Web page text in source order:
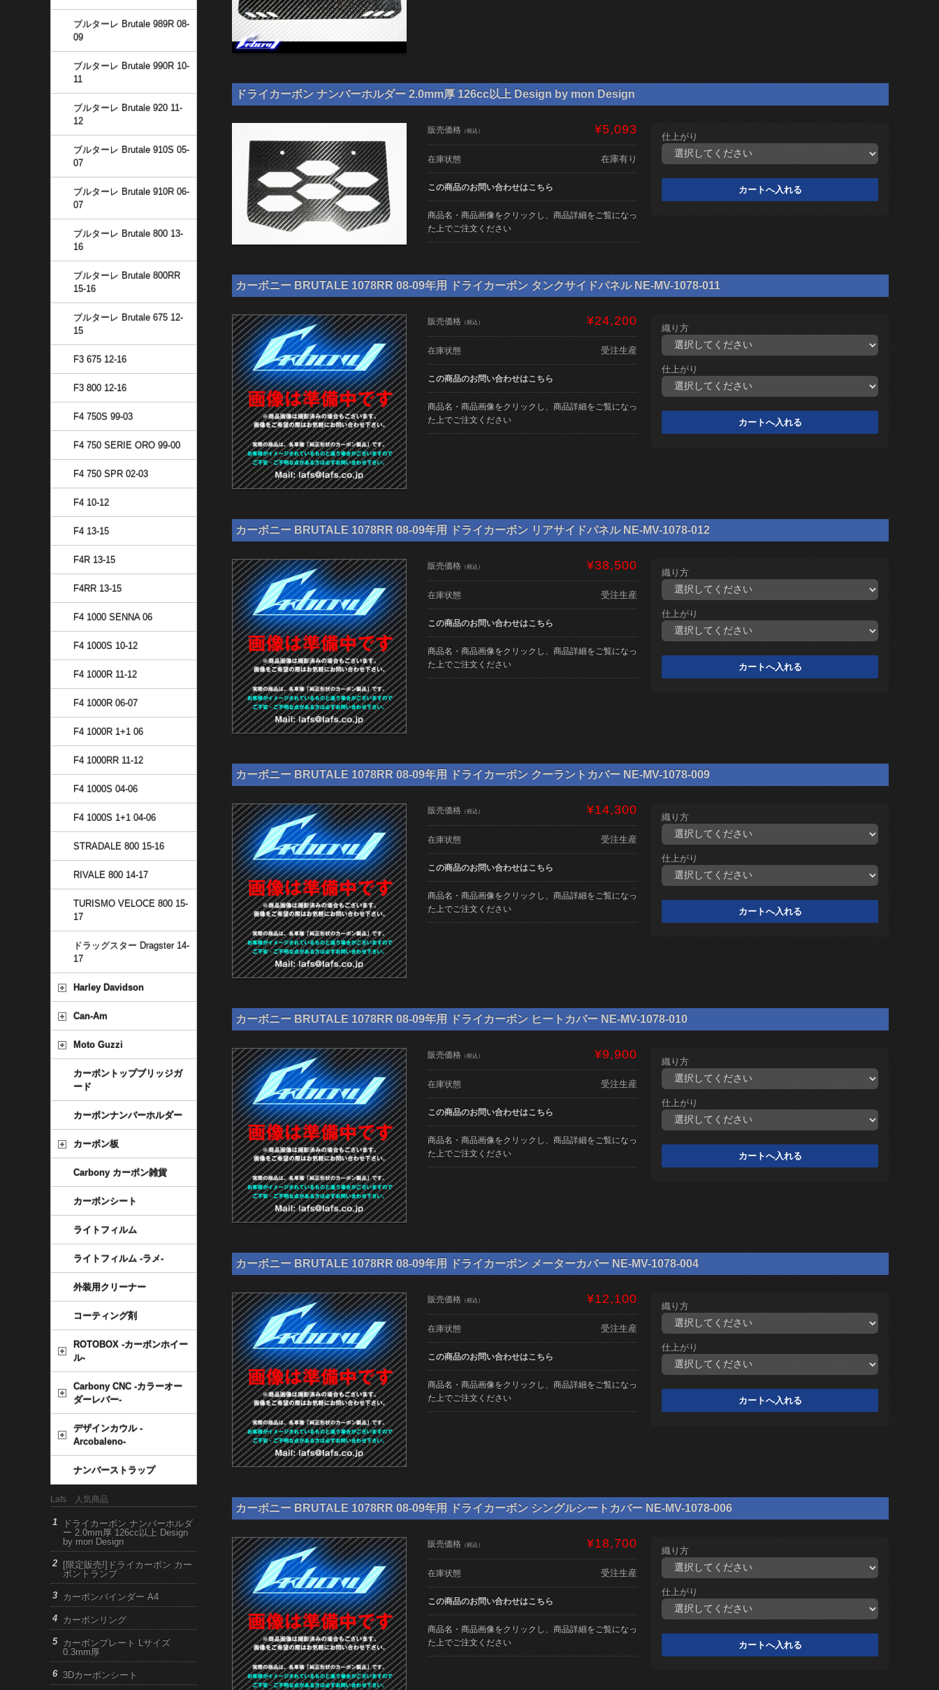
ドライカーボン ナンバーホルダー 2.0mm厚 126cc以上 Design by mon Design
販売価格 （税込） ¥5,093
在庫状態 在庫有り
この商品のお問い合わせはこちら
商品名・商品画像をクリックし、商品詳細をご覧になっ
た上でご注文ください
仕上がり
カーボニー BRUTALE 1078RR 08-09年用 ドライカーボン タンクサイドパネル NE-MV-1078-011
販売価格 （税込） ¥24,200
在庫状態 受注生産
この商品のお問い合わせはこちら
商品名・商品画像をクリックし、商品詳細をご覧になっ
た上でご注文ください
織り方
仕上がり
カーボニー BRUTALE 1078RR 08-09年用 ドライカーボン リアサイドパネル NE-MV-1078-012
販売価格 （税込） ¥38,500
在庫状態 受注生産
この商品のお問い合わせはこちら
商品名・商品画像をクリックし、商品詳細をご覧になっ
た上でご注文ください
織り方
仕上がり
カーボニー BRUTALE 1078RR 08-09年用 ドライカーボン クーラントカバー NE-MV-1078-009
販売価格 （税込） ¥14,300
在庫状態 受注生産
この商品のお問い合わせはこちら
商品名・商品画像をクリックし、商品詳細をご覧になっ
た上でご注文ください
織り方
仕上がり
カーボニー BRUTALE 1078RR 08-09年用 ドライカーボン ヒートカバー NE-MV-1078-010
販売価格 （税込） ¥9,900
在庫状態 受注生産
この商品のお問い合わせはこちら
商品名・商品画像をクリックし、商品詳細をご覧になっ
た上でご注文ください
織り方
仕上がり
カーボニー BRUTALE 1078RR 08-09年用 ドライカーボン メーターカバー NE-MV-1078-004
販売価格 （税込） ¥12,100
在庫状態 受注生産
この商品のお問い合わせはこちら
商品名・商品画像をクリックし、商品詳細をご覧になっ
た上でご注文ください
織り方
仕上がり
カーボニー BRUTALE 1078RR 08-09年用 ドライカーボン シングルシートカバー NE-MV-1078-006
販売価格 （税込） ¥18,700
在庫状態 受注生産
この商品のお問い合わせはこちら
商品名・商品画像をクリックし、商品詳細をご覧になっ
た上でご注文ください
織り方
仕上がり
ブルターレ Brutale 989R 08-
09
ブルターレ Brutale 990R 10-
11
ブルターレ Brutale 920 11-
12
ブルターレ Brutale 910S 05-
07
ブルターレ Brutale 910R 06-
07
ブルターレ Brutale 800 13-
16
ブルターレ Brutale 800RR
15-16
ブルターレ Brutale 675 12-
15
F3 675 12-16
F3 800 12-16
F4 750S 99-03
F4 750 SERIE ORO 99-00
F4 750 SPR 02-03
F4 10-12
F4 13-15
F4R 13-15
F4RR 13-15
F4 1000 SENNA 06
F4 1000S 10-12
F4 1000R 11-12
F4 1000R 06-07
F4 1000R 1+1 06
F4 1000RR 11-12
F4 1000S 04-06
F4 1000S 1+1 04-06
STRADALE 800 15-16
RIVALE 800 14-17
TURISMO VELOCE 800 15-
17
ドラッグスター Dragster 14-
17
Harley Davidson
Can-Am
Moto Guzzi
カーボントップブリッジガ
ード
カーボンナンバーホルダー
カーボン板
Carbony カーボン雑貨
カーボンシート
ライトフィルム
ライトフィルム -ラメ-
外装用クリーナー
コーティング剤
ROTOBOX -カーボンホイー
ル-
Carbony CNC -カラーオー
ダーレバー-
デザインカウル -
Arcobaleno-
ナンバーストラップ
Lafs 人気商品
ドライカーボン ナンバーホルダ
ー 2.0mm厚 126cc以上 Design
by mon Design
[限定販売!]ドライカーボン カー
ボントランプ
カーボンバインダー A4
カーボンリング
カーボンプレート Lサイズ
0.3mm厚
3Dカーボンシート